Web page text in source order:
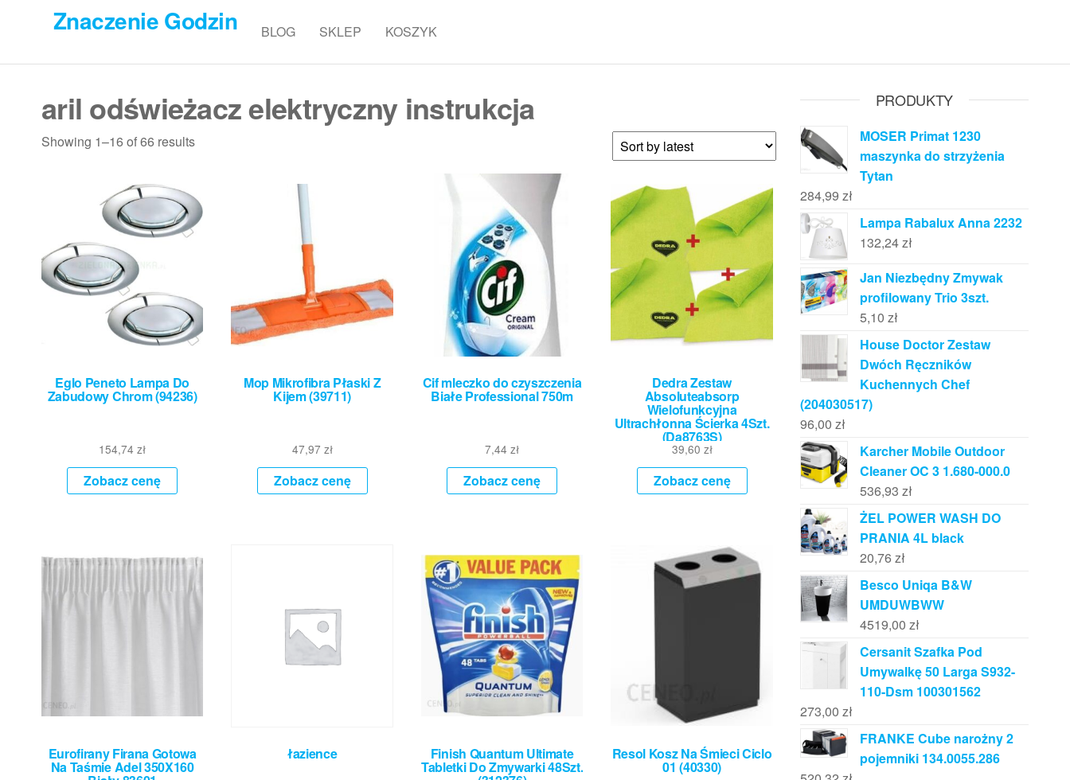
Znaczenie Godzin BLOG SKLEP KOSZYK
aril odświeżacz elektryczny instrukcja
Showing 1–16 of 66 results
Eglo Peneto Lampa Do
Zabudowy Chrom (94236)
154,74zł
Zobacz cenę
Mop Mikrofibra Płaski Z
Kijem (39711)
47,97 zł
Zobacz cenę
Cif mleczko do czyszczenia
Białe Professional 750m
7,44zł
Zobacz cenę
Dedra Zestaw
Absoluteabsorp
Wielofunkcyjna
Ultrachłonna Ścierka 4Szt.
(Da8763S)
39,60 zł
Zobacz cenę
Eurofirany Firana Gotowa
Na Taśmie Adel 350X160
łazience Finish Quantum Ultimate
Tabletki Do Zmywarki 48Szt.
Resol Kosz Na Śmieci Ciclo
01 (40330)
PRODUKTY
MOSER Primat 1230
maszynka do strzyżenia
Tytan
284,99 zł
Lampa Rabalux Anna 2232
132,24zł
Jan Niezbędny Zmywak
profilowany Trio 3szt.
5,10 zł
House Doctor Zestaw
Dwóch Ręczników
Kuchennych Chef
(204030517)
96,00 zł
Karcher Mobile Outdoor
Cleaner OC 3 1.680-000.0
536,93 zł
ŻEL POWER WASH DO
PRANIA 4L black
20,76 zł
Besco Uniqa B&W
UMDUWBWW
4519,00 zł
Cersanit Szafka Pod
Umywalkę 50 Larga S932-
110-Dsm 100301562
273,00 zł
FRANKE Cube narożny 2
pojemniki 134.0055.286